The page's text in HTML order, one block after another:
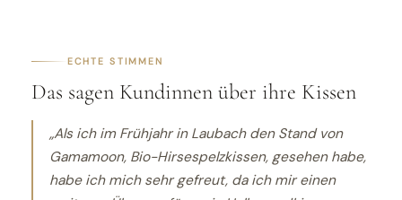
ECHTE STIMMEN
Das sagen Kundinnen über ihre Kissen
„Als ich im Frühjahr in Laubach den Stand von
Gamamoon, Bio-Hirsespelzkissen, gesehen habe,
habe ich mich sehr gefreut, da ich mir einen